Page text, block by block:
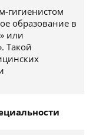
гигиенистом
образование в
или
Такой